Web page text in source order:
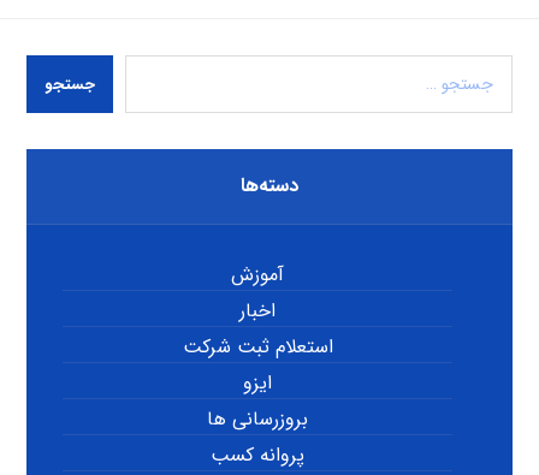
جستجو
دسته‌ها
آموزش
اخبار
استعلام ثبت شرکت
ایزو
بروزرسانی ها
پروانه کسب